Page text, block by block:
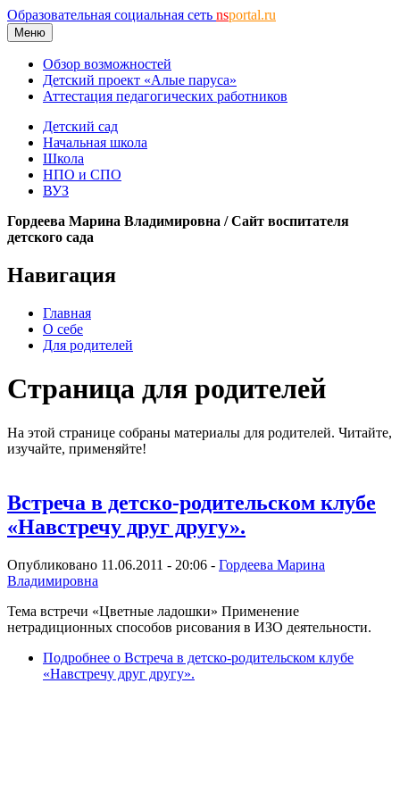
Образовательная социальная сеть nsportal.ru
Меню
Обзор возможностей
Детский проект «Алые паруса»
Аттестация педагогических работников
Детский сад
Начальная школа
Школа
НПО и СПО
ВУЗ
Гордеева Марина Владимировна / Сайт воспитателя
детского сада
Навигация
Главная
О себе
Для родителей
Страница для родителей
На этой странице собраны материалы для родителей. Читайте,
изучайте, применяйте!
Встреча в детско-родительском клубе
«Навстречу друг другу».
Опубликовано 11.06.2011 - 20:06 - Гордеева Марина
Владимировна
Тема встречи «Цветные ладошки» Применение
нетрадиционных способов рисования в ИЗО деятельности.
Подробнее о Встреча в детско-родительском клубе
«Навстречу друг другу».